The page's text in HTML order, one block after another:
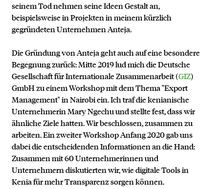
seinem Tod nehmen seine Ideen Gestalt an,
beispielsweise in Projekten in meinem kürzlich
gegründeten Unternehmen Anteja.
Die Gründung von Anteja geht auch auf eine besondere
Begegnung zurück: Mitte 2019 lud mich die Deutsche
Gesellschaft für Internationale Zusammenarbeit (GIZ)
GmbH zu einem Workshop mit dem Thema "Export
Management" in Nairobi ein. Ich traf die kenianische
Unternehmerin Mary Ngechu und stellte fest, dass wir
ähnliche Ziele hatten. Wir beschlossen, zusammen zu
arbeiten. Ein zweiter Workshop Anfang 2020 gab uns
dabei die entscheidenden Informationen an die Hand:
Zusammen mit 60 Unternehmerinnen und
Unternehmern diskutierten wir, wie digitale Tools in
Kenia für mehr Transparenz sorgen können.